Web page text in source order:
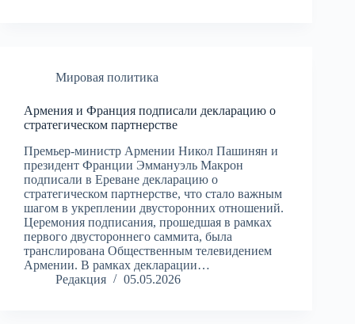
Мировая политика
Армения и Франция подписали декларацию о
стратегическом партнерстве
Премьер-министр Армении Никол Пашинян и
президент Франции Эммануэль Макрон
подписали в Ереване декларацию о
стратегическом партнерстве, что стало важным
шагом в укреплении двусторонних отношений.
Церемония подписания, прошедшая в рамках
первого двустороннего саммита, была
транслирована Общественным телевидением
Армении. В рамках декларации…
Редакция
05.05.2026